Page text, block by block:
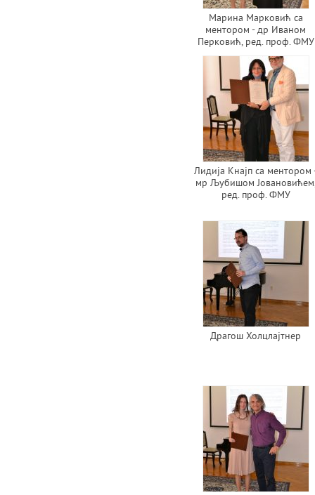
Марина Марковић са
ментором - др Иваном
Перковић, ред. проф. ФМУ
Лидија Кнајп са ментором
мр Љубишом
ред. проф. ФМУ
Драгош Холцлајтнер